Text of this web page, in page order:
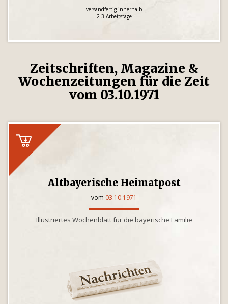
versandfertig innerhalb
2-3 Arbeitstage
Zeitschriften, Magazine &
Wochenzeitungen für die Zeit
vom 03.10.1971
Altbayerische Heimatpost
vom 03.10.1971
Illustriertes Wochenblatt für die bayerische Familie